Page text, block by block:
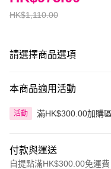
HK$1,110.00
請選擇商品選項
本商品適用活動
活動 滿HK$300.00加購區
付款與運送
自提點滿HK$300.00免運費